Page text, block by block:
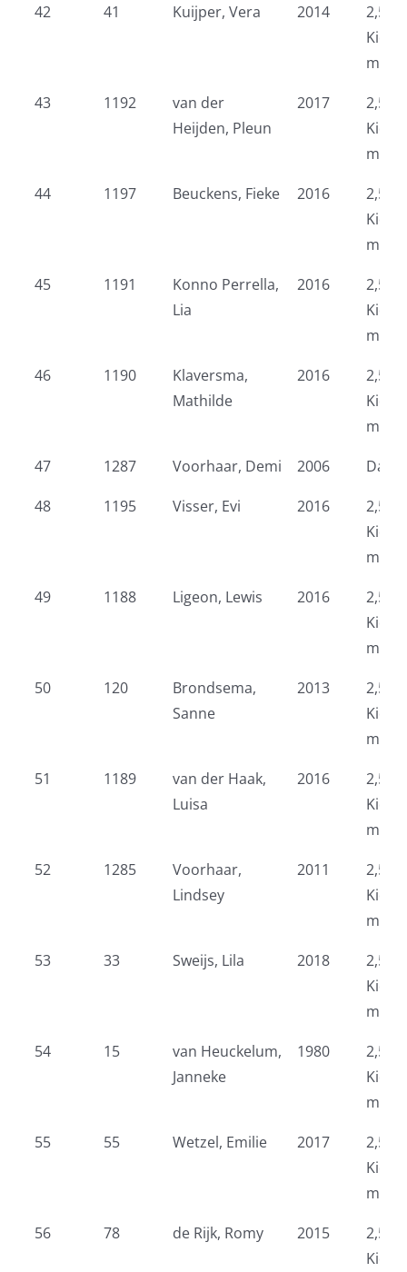
42
41 Kuijper, Vera 2014
2,5
43
1192
van der
Heijden, Pleun
2017
2,5
44
1197 Beuckens, Fieke 2016
2,5
45
1191
Konno Perrella,
Lia
2016
2,5
46
1190
Klaversma,
Mathilde
2016
2,5
47
1287 Voorhaar, Demi 2006
48
1195 Visser, Evi 2016
2,5
49
1188 Ligeon, Lewis 2016
2,5
50
120
Brondsema,
Sanne
2013
2,5
51
1189
van der Haak,
Luisa
2016
2,5
52
1285
Voorhaar,
Lindsey
2011
2,5
53
33 Sweijs, Lila 2018
2,5
54
15
van Heuckelum,
Janneke
1980
2,5
55
55 Wetzel, Emilie 2017
2,5
56
78 de Rijk, Romy 2015
2,5